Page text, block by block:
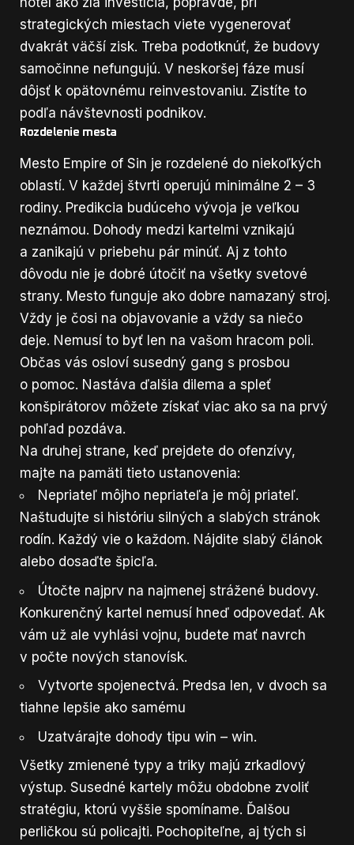
strategických miestach viete vygenerovať
dvakrát väčší zisk. Treba podotknúť, že budovy
samočinne nefungujú. V neskoršej fáze musí
dôjsť k opätovnému reinvestovaniu. Zistíte to
podľa návštevnosti podnikov.
Rozdelenie mesta
Mesto Empire of Sin je rozdelené do niekoľkých
oblastí. V každej štvrti operujú minimálne 2 – 3
rodiny. Predikcia budúceho vývoja je veľkou
neznámou. Dohody medzi kartelmi vznikajú
a zanikajú v priebehu pár minúť. Aj z tohto
dôvodu nie je dobré útočiť na všetky svetové
strany. Mesto funguje ako dobre namazaný stroj.
Vždy je čosi na objavovanie a vždy sa niečo
deje. Nemusí to byť len na vašom hracom poli.
Občas vás osloví susedný gang s prosbou
o pomoc. Nastáva ďalšia dilema a spleť
konšpirátorov môžete získať viac ako sa na prvý
pohľad pozdáva.
Na druhej strane, keď prejdete do ofenzívy,
majte na pamäti tieto ustanovenia:
Nepriateľ môjho nepriateľa je môj priateľ.
Naštudujte si históriu silných a slabých stránok
rodín. Každý vie o každom. Nájdite slabý článok
alebo dosaďte špicľa.
Útočte najprv na najmenej strážené budovy.
Konkurenčný kartel nemusí hneď odpovedať. Ak
vám už ale vyhlási vojnu, budete mať navrch
v počte nových stanovísk.
Vytvorte spojenectvá. Predsa len, v dvoch sa
tiahne lepšie ako samému
Uzatvárajte dohody tipu win – win.
Všetky zmienené typy a triky majú zrkadlový
výstup. Susedné kartely môžu obdobne zvoliť
stratégiu, ktorú vyššie spomíname. Ďalšou
perličkou sú policajti. Pochopiteľne, aj tých si